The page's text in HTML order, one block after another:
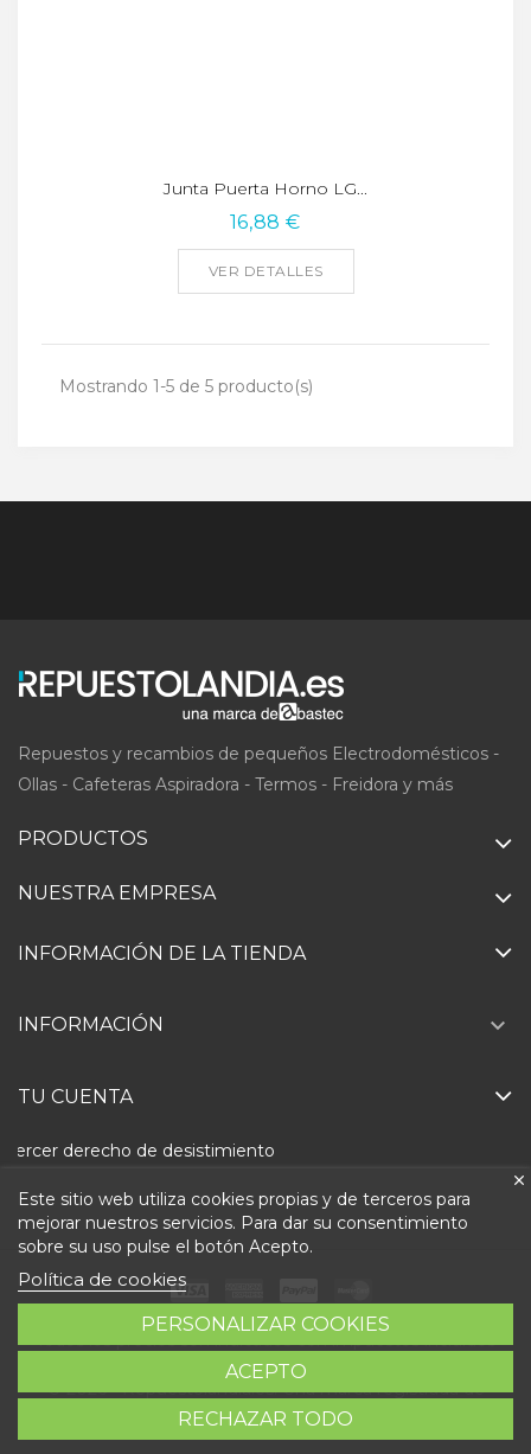
Junta Puerta Horno LG...
16,88 €
VER DETALLES
Mostrando 1-5 de 5 producto(s)
Repuestos y recambios de pequeños Electrodomésticos -
Ollas - Cafeteras Aspiradora - Termos - Freidora y más
PRODUCTOS
NUESTRA EMPRESA
INFORMACIÓN DE LA TIENDA
Este sitio web utiliza cookies propias y de terceros para
mejorar nuestros servicios. Para dar su consentimiento
sobre su uso pulse el botón Acepto.
Política de cookies
PERSONALIZAR COOKIES
RECHAZAR TODO
ACEPTO
INFORMACIÓN 
TU CUENTA
Ejercer derecho de desistimiento
Todos los precios son indicados con impuestos incluidos
© 2026 - Repuestolandia.es. Una marca registrada de
Abastec S.L. Diseño web:Direfentes